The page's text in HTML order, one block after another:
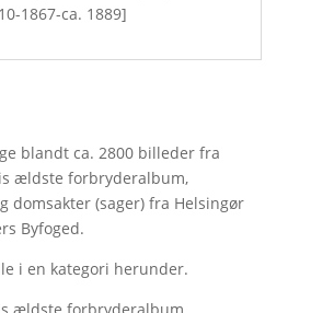
1867-ca. 1889]
blandt ca. 2800 billeder fra
ældste forbryderalbum,
domsakter (sager) fra Helsingør
Byfoged.
i en kategori herunder.